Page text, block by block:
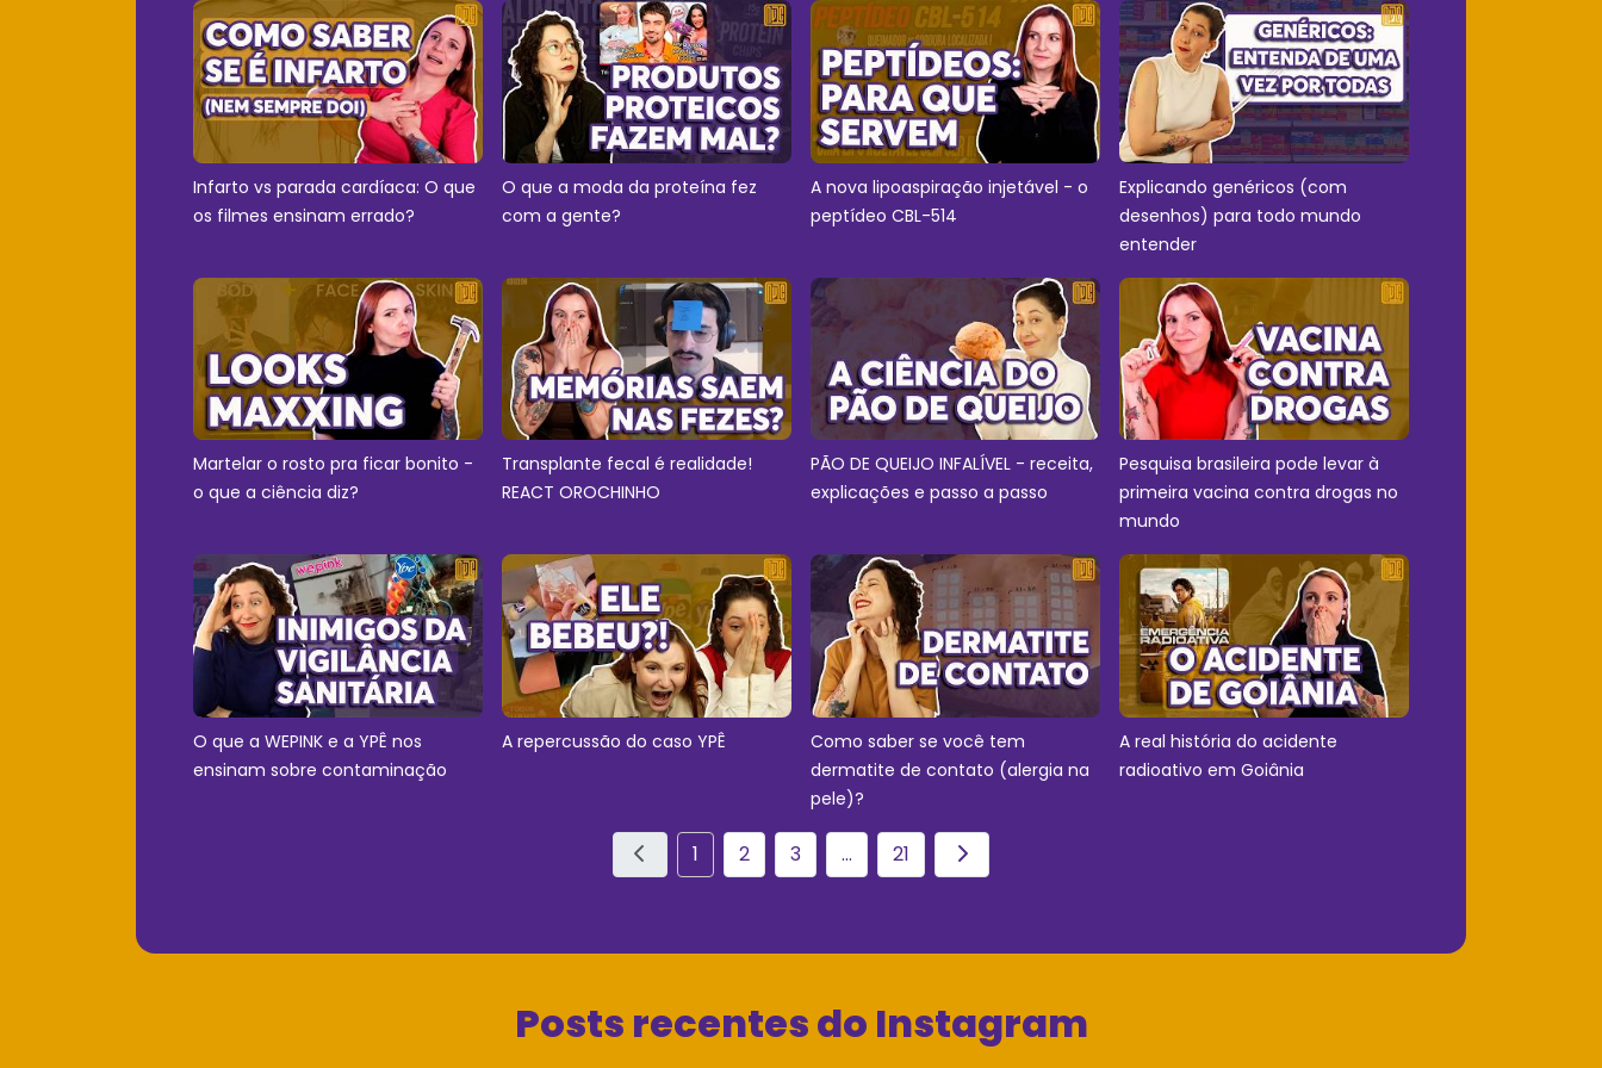
Infarto vs parada cardíaca: O que
os filmes ensinam errado?
O que a moda da proteína fez
com a gente?
A nova lipoaspiração injetável - o
peptídeo CBL-514
Explicando genéricos (com
desenhos) para todo mundo
entender
Martelar o rosto pra ficar bonito -
o que a ciência diz?
Transplante fecal é realidade!
REACT OROCHINHO
PÃO DE QUEIJO INFALÍVEL - receita,
explicações e passo a passo
Pesquisa brasileira pode levar à
primeira vacina contra drogas no
mundo
O que a WEPINK e a YPÊ nos
ensinam sobre contaminação
A repercussão do caso YPÊ
Como saber se você tem
dermatite de contato (alergia na
pele)?
A real história do acidente
radioativo em Goiânia
1 2 3 ... 21
Posts recentes do Instagram